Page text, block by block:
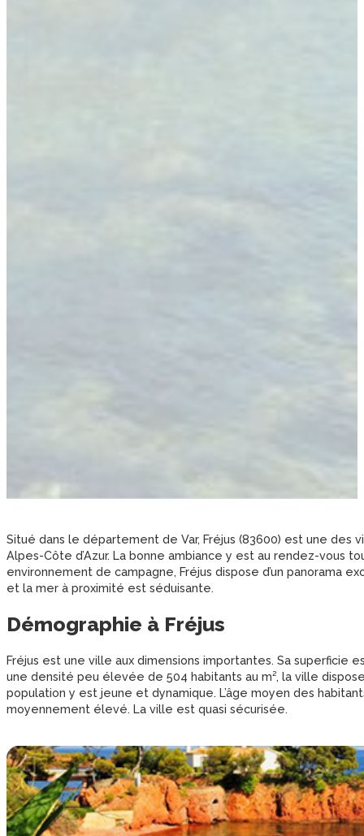
Situé dans le département de Var, Fréjus (83600) est une des
Alpes-Côte d’Azur. La bonne ambiance y est au rendez-vous
environnement de campagne, Fréjus dispose d’un panorama
et la mer à proximité est séduisante.
Démographie à Fréjus
Fréjus est une ville aux dimensions importantes. Sa superficie
une densité peu élevée de 504 habitants au m², la ville
population y est jeune et dynamique. L’âge moyen des
moyennement élevé. La ville est quasi sécurisée.